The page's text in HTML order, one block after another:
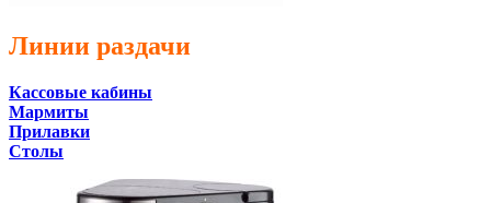
Линии раздачи
Кассовые кабины
Мармиты
Прилавки
Столы